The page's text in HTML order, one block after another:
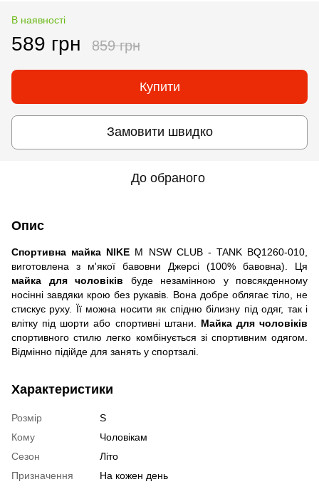
В наявності
589 грн 859 грн
Купити
Замовити швидко
До обраного
Опис
Спортивна майка NIKE M NSW CLUB - TANK BQ1260-010,
виготовлена з м'якої бавовни Джерсі (100% бавовна). Ця
майка для чоловіків буде незамінною у повсякденному
носінні завдяки крою без рукавів. Вона добре облягає тіло, не
стискує руху. Її можна носити як спідню білизну під одяг, так і
влітку під шорти або спортивні штани. Майка для чоловіків
спортивного стилю легко комбінується зі спортивним одягом.
Відмінно підійде для занять у спортзалі.
Характеристики
Розмір
S
Кому
Чоловікам
Сезон
Літо
Призначення
На кожен день